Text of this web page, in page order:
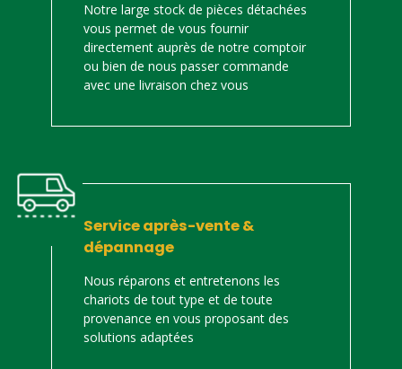
Notre large stock de pièces détachées
vous permet de vous fournir
directement auprès de notre comptoir
ou bien de nous passer commande
avec une livraison chez vous
Service après-vente &
dépannage
Nous réparons et entretenons les
chariots de tout type et de toute
provenance en vous proposant des
solutions adaptées